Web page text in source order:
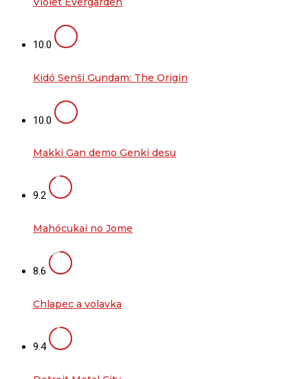
10.0
Kidó Senši Gundam: The Origin
10.0
Makki Gan demo Genki desu
9.2
Mahócukai no Jome
8.6
Chlapec a volavka
9.4